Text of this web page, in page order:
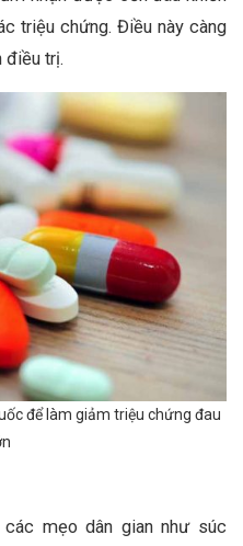
triệu chứng. Điều này càng
điều trị.
để làm giảm triệu chứng đau
mẹo dân gian như súc